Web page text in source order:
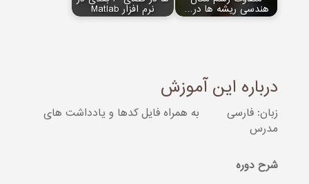
هندسی ریشه‏ ها در… نرم افزار Matlab
درباره این آموزش
زبان: فارسی
به همراه فایل کدها و یادداشت های
مدرس
شرح دوره